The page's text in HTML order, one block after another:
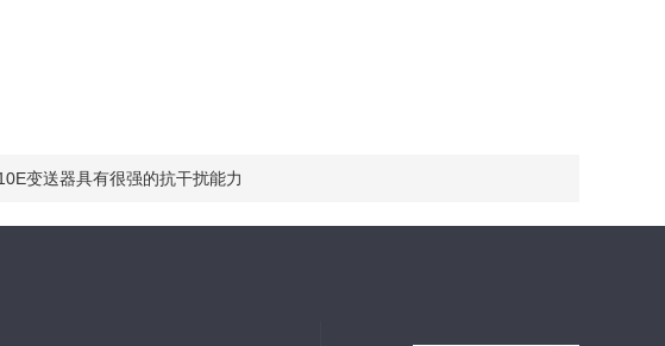
变送器具有很强的抗干扰能力